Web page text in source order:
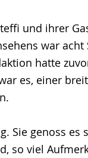
und ihrer
war
hatte
es, einer
Sie genoss
so viel